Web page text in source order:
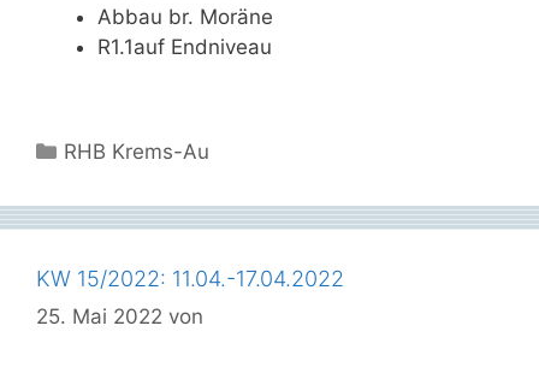
Abbau br. Moräne
R1.1auf Endniveau
Kategorien
RHB Krems-Au
KW 15/2022: 11.04.-17.04.2022
25. Mai 2022 von